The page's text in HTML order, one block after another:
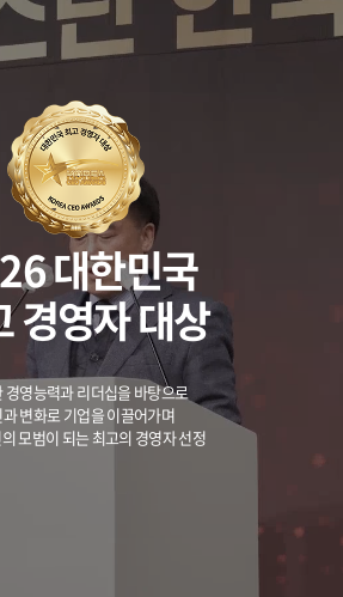
대한민국
경영자 대상
경영능력과 리더십을 바탕으로
변화로 기업을 이끌어가며
모범이 되는 최고의 경영자 선정